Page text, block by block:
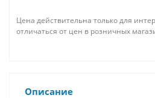
Цена действительна только для
отличаться от цен в розничных
Описание